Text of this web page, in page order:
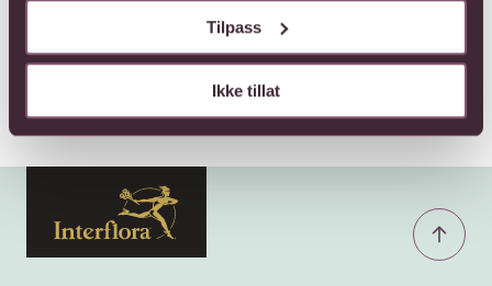
Tilpass
Ikke tillat